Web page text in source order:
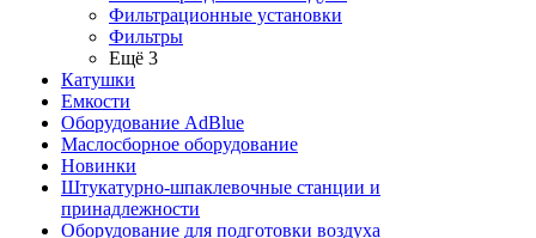
Фильтрационные установки
Фильтры
Ещё 3
Катушки
Емкости
Оборудование AdBlue
Маслосборное оборудование
Новинки
Штукатурно-шпаклевочные станции и
принадлежности
Оборудование для подготовки воздуха